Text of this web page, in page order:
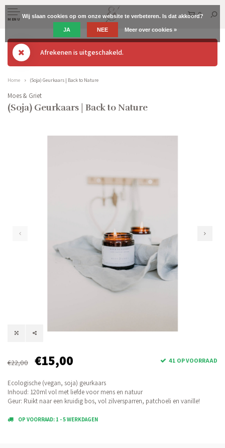
MENU
0
Afrekenen is uitgeschakeld.
Home (Soja) Geurkaars | Back to Nature
Moes & Griet
(Soja) Geurkaars | Back to Nature
€22,00 €15,00 41 OP VOORRAAD
Ecologische (vegan, soja) geurkaars
Inhoud: 120ml vol met liefde voor mens en natuur
Geur: Ruikt naar een kruidig bos, vol zilversparren, patchoeli en vanille!
OP VOORRAAD: 1 - 5 WERKDAGEN
Wij slaan cookies op om onze website te verbeteren. Is dat akkoord?
JA NEE Meer over cookies »